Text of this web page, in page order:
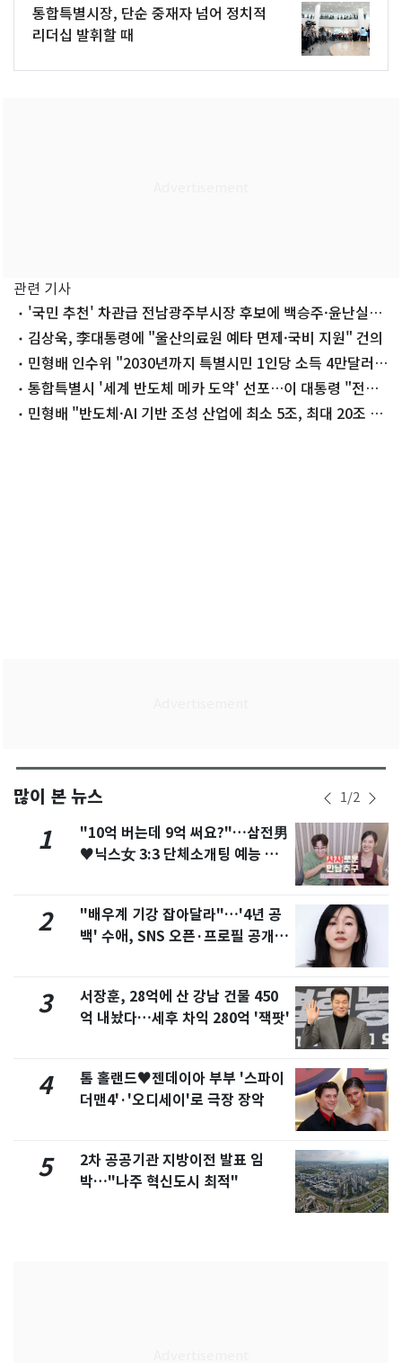
통합특별시장, 단순 중재자 넘어 정치적
리더십 발휘할 때
관련 기사
'국민 추천' 차관급 전남광주부시장 후보에 백승주·윤난실
(종합)
김상욱, 李대통령에 "울산의료원 예타 면제·국비 지원" 건의
민형배 인수위 "2030년까지 특별시민 1인당 소득 4만달러
목표"
통합특별시 '세계 반도체 메카 도약' 선포…이 대통령 "전폭
지원"
민형배 "반도체·AI 기반 조성 산업에 최소 5조, 최대 20조 활
많이 본 뉴스 1/2
1
"10억 버는데 9억 써요?"…삼전男
♥닉스女 3:3 단체소개팅 예능 화
2
"배우계 기강 잡아달라"…'4년 공
백' 수애, SNS 오픈·프로필 공개
3
서장훈, 28억에 산 강남 건물 450
억 내놨다…세후 차익 280억 '잭팟'
4
톰 홀랜드♥젠데이아 부부 '스파이
더맨4'·'오디세이'로 극장 장악
5
2차 공공기관 지방이전 발표 임
박…"나주 혁신도시 최적"